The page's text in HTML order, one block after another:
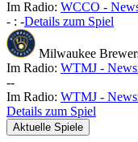
Im Radio: WCCO -
- : -Details zum Spiel
Milwaukee
Im Radio: WTMJ -
--
Im Radio: WTMJ -
Details zum Spiel
Aktuelle Spiele